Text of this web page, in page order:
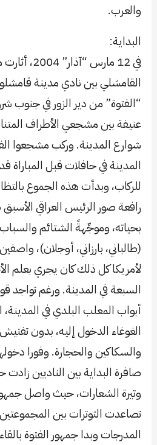
والعرب.
البداية:
في 12 مارس
القامشلي بين نادي مدينة
“الفتوة” من دير الزور في جنوب
عنيفة بين مشجعي الأطراف
شوارع المدينة. وركب مشجعوا
للركاب، وبدأت هذه الجموع
رافعة صور الرئيس العراقي
بحياته، وموجِّهةً الشتائم
(طالباني، بارزاني، أوجلان)،
لأمريكا كل ذلك كان يجري بعلم
السبعة في المدينة. ورغم
أبواب المعلب البلدي في
الغوغاء الدخول إليه، بدون
والسكاكين والحجارة. وفورا
صافرة البداية بين الناديين
وتيرة الشعارات، حيث واصل جمهور
تصاعدت التوترات بين
المدرجات وبدا جمهور الفتوة